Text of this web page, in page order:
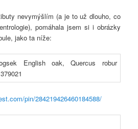
nevymýšlím (a je to už dlouho, co
pomáhala jsem si i obrázky
jako ta níže:
pin/284219426460184588/